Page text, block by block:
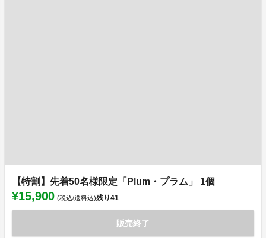
【特割】先着50名様限定「Plum・プラム」 1個
¥15,900 (税込/送料込)残り41
販売終了